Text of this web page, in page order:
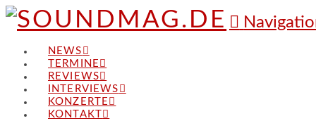
NEWS
TERMINE
REVIEWS
INTERVIEWS
KONZERTE
KONTAKT